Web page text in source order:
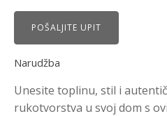
POŠALJITE UPIT
Narudžba
Unesite toplinu, stil i
rukotvorstva u svoj dom s